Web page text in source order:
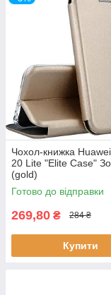
Чохол-книжка
20 Lite "Elite Case"
(gold)
Готово до відправки
269,80 ₴ 284 ₴
Купити